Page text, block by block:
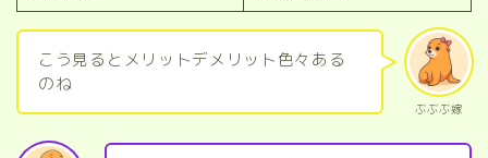
ぶぶぶ嫁
こう見るとメリットデメリット色々ある
のね